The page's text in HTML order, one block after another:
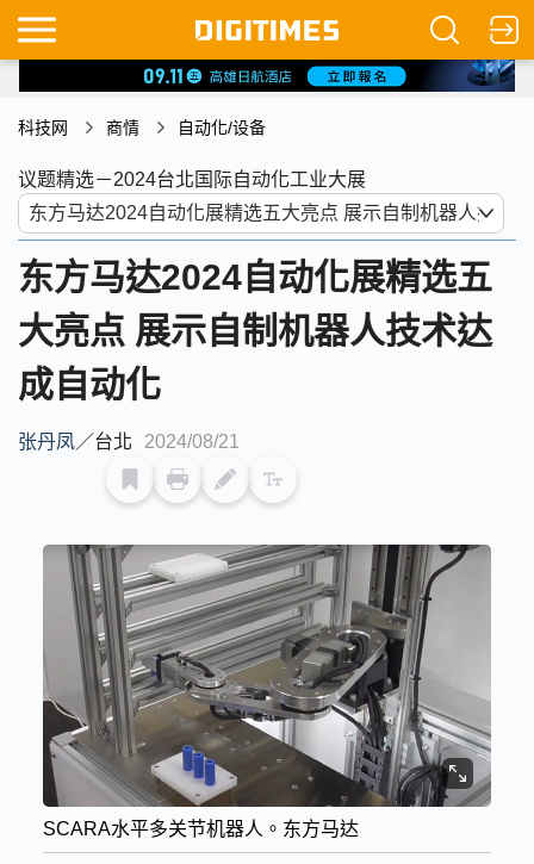
科技网 商情 自动化/设备
议题精选－2024台北国际自动化工业大展
东方马达2024自动化展精选五
大亮点 展示自制机器人技术达
成自动化
张丹凤／台北 2024/08/21
SCARA水平多关节机器人。东方马达